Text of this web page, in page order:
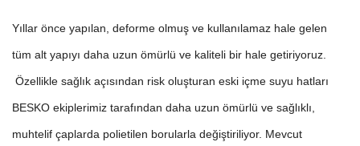
Yıllar önce yapılan, deforme olmuş ve kullanılamaz hale gelen
tüm alt yapıyı daha uzun ömürlü ve kaliteli bir hale getiriyoruz.
Özellikle sağlık açısından risk oluşturan eski içme suyu hatları
BESKO ekiplerimiz tarafından daha uzun ömürlü ve sağlıklı,
muhtelif çaplarda polietilen borularla değiştiriliyor. Mevcut